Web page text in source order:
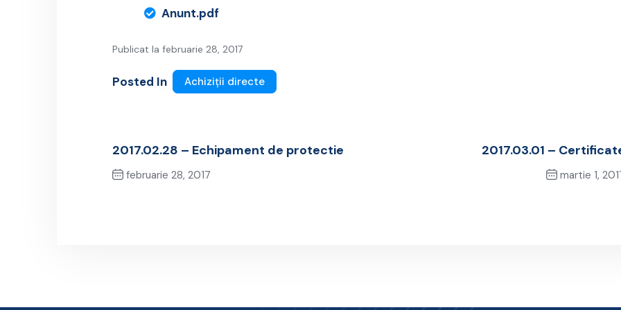
Anunt.pdf
Publicat la februarie 28, 2017
Posted In Achiziții directe
2017.02.28 – Echipament de protectie
februarie 28, 2017
2017.03.01 –
martie 1,